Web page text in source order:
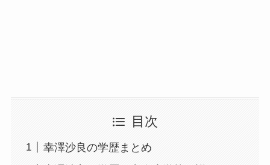
目次
幸澤沙良の学歴まとめ